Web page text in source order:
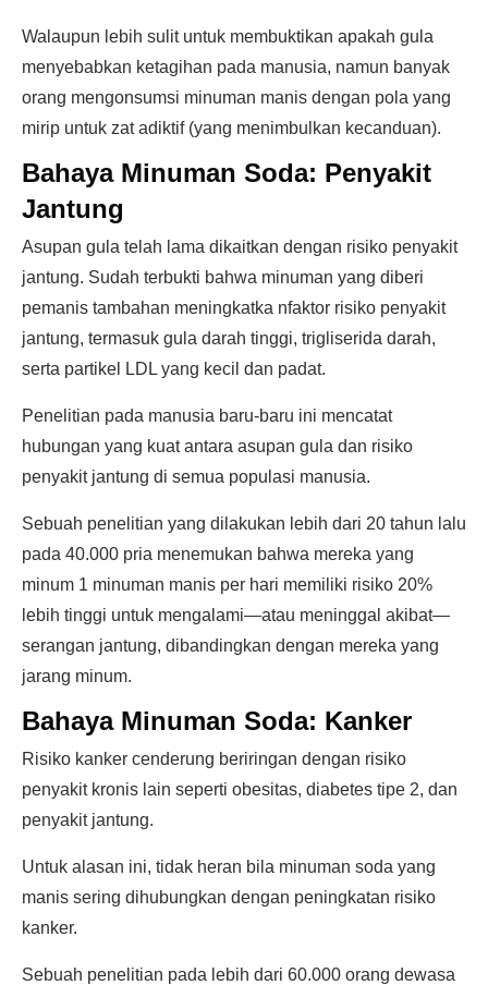
Walaupun lebih sulit untuk membuktikan apakah gula
menyebabkan ketagihan pada manusia, namun banyak
orang mengonsumsi minuman manis dengan pola yang
mirip untuk zat adiktif (yang menimbulkan kecanduan).
Bahaya Minuman Soda: Penyakit
Jantung
Asupan gula telah lama dikaitkan dengan risiko penyakit
jantung. Sudah terbukti bahwa minuman yang diberi
pemanis tambahan meningkatka nfaktor risiko penyakit
jantung, termasuk gula darah tinggi, trigliserida darah,
serta partikel LDL yang kecil dan padat.
Penelitian pada manusia baru-baru ini mencatat
hubungan yang kuat antara asupan gula dan risiko
penyakit jantung di semua populasi manusia.
Sebuah penelitian yang dilakukan lebih dari 20 tahun lalu
pada 40.000 pria menemukan bahwa mereka yang
minum 1 minuman manis per hari memiliki risiko 20%
lebih tinggi untuk mengalami—atau meninggal akibat—
serangan jantung, dibandingkan dengan mereka yang
jarang minum.
Bahaya Minuman Soda: Kanker
Risiko kanker cenderung beriringan dengan risiko
penyakit kronis lain seperti obesitas, diabetes tipe 2, dan
penyakit jantung.
Untuk alasan ini, tidak heran bila minuman soda yang
manis sering dihubungkan dengan peningkatan risiko
kanker.
Sebuah penelitian pada lebih dari 60.000 orang dewasa